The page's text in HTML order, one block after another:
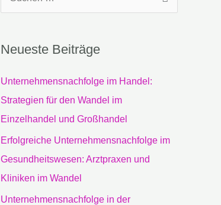
e
n
n
Neueste Beiträge
Unternehmensnachfolge im Handel:
Strategien für den Wandel im
Einzelhandel und Großhandel
Erfolgreiche Unternehmensnachfolge im
Gesundheitswesen: Arztpraxen und
Kliniken im Wandel
Unternehmensnachfolge in der